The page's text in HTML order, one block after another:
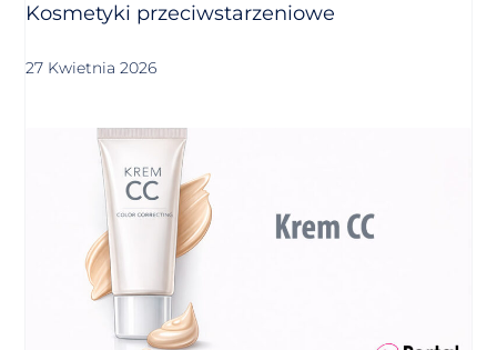
Kosmetyki przeciwstarzeniowe
27 Kwietnia 2026